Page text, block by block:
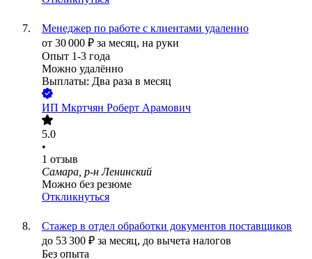
Менеджер по работе с клиентами удаленно
от 30 000 ₽ за месяц, на руки
Опыт 1-3 года
Можно удалённо
Выплаты: Два раза в месяц
ИП Мкртчян Роберт Арамович
5.0
•
1 отзыв
Самара, р-н Ленинский
Можно без резюме
Откликнуться
Стажер в отдел обработки документов поставщиков
до 53 300 ₽ за месяц, до вычета налогов
Без опыта